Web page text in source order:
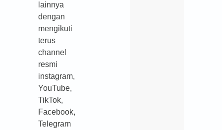
lainnya
dengan
mengikuti
terus
channel
resmi
instagram,
YouTube,
TikTok,
Facebook,
Telegram